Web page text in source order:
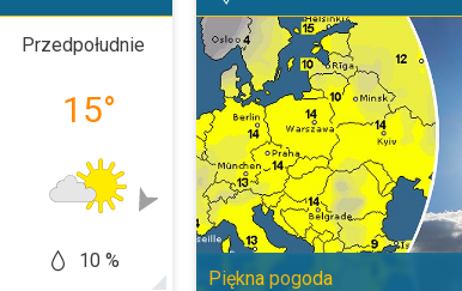
Przedpołudnie
15°
10 %
Popołudnie
21°
5 %
17
5
Słońce w roli głównej. Piękna
Piękna pogoda